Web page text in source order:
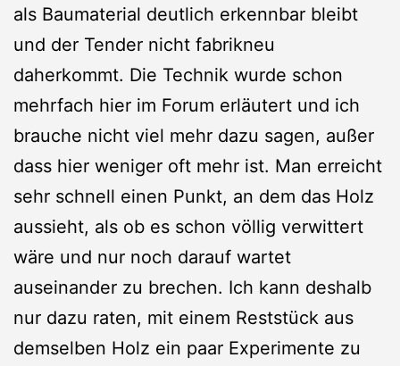
als Baumaterial deutlich erkennbar bleibt
und der Tender nicht fabrikneu
daherkommt. Die Technik wurde schon
mehrfach hier im Forum erläutert und ich
brauche nicht viel mehr dazu sagen, außer
dass hier weniger oft mehr ist. Man erreicht
sehr schnell einen Punkt, an dem das Holz
aussieht, als ob es schon völlig verwittert
wäre und nur noch darauf wartet
auseinander zu brechen. Ich kann deshalb
nur dazu raten, mit einem Reststück aus
demselben Holz ein paar Experimente zu